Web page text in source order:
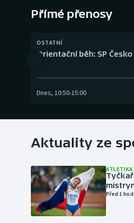
Přímé přenosy
OSTATNÍ
Orientační běh: SP
Dnes, 10:50-15:00
Aktuality ze
ATLETIKA
Před 1 hod